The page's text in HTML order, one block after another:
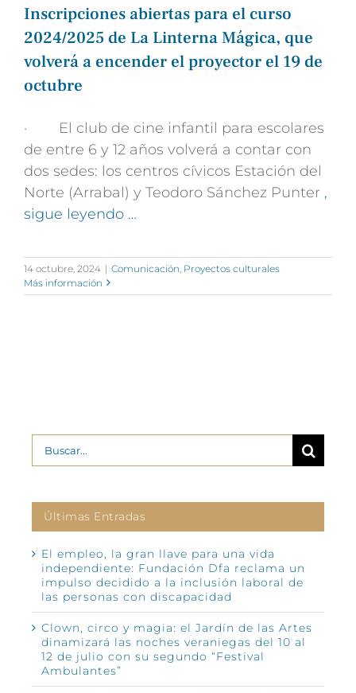
Inscripciones abiertas para el curso
2024/2025 de La Linterna Mágica, que
volverá a encender el proyector el 19 de
octubre
· El club de cine infantil para escolares
de entre 6 y 12 años volverá a contar con
dos sedes: los centros cívicos Estación del
Norte (Arrabal) y Teodoro Sánchez Punter ,
sigue leyendo …
14 octubre, 2024 | Comunicación Proyectos culturales
Más información
Buscar:
Últimas Entradas
El empleo, la gran llave para una vida
independiente: Fundación Dfa reclama un
impulso decidido a la inclusión laboral de
las personas con discapacidad
Clown, circo y magia: el Jardín de las Artes
dinamizará las noches veraniegas del 10 al
12 de julio con su segundo “Festival
Ambulantes”